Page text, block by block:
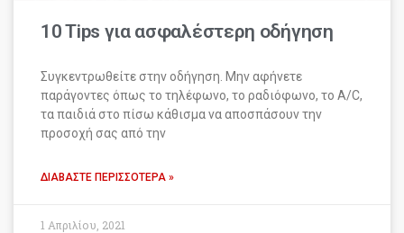
10 Tips για ασφαλέστερη οδήγηση
Συγκεντρωθείτε στην οδήγηση. Μην αφήνετε
παράγοντες όπως το τηλέφωνο, το ραδιόφωνο, το A/C,
τα παιδιά στο πίσω κάθισμα να αποσπάσουν την
προσοχή σας από την
ΔΙΑΒΆΣΤΕ ΠΕΡΙΣΣΌΤΕΡΑ »
1 Απριλίου, 2021